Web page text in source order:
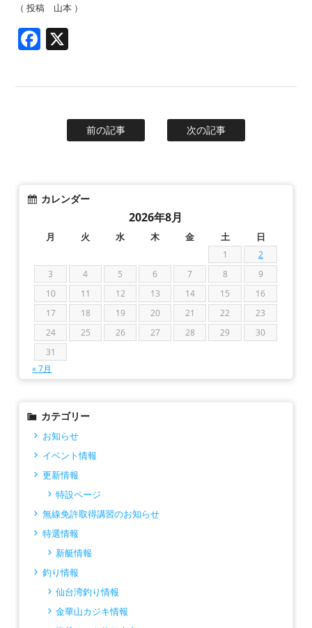
（ 投稿 山本 ）
Facebook
前の記事 次の記事
カレンダー
2026年8月
月 火 水 木 金 土 日
1
2
3
4 5 6 7 8
9
10
11 12 13 14 15
16
17
18 19 20 21 22
23
24
25 26 27 28 29
30
31
« 7月
カテゴリー
お知らせ
イベント情報
更新情報
特設ページ
無線免許取得講習のお知らせ
特選情報
新艇情報
釣り情報
仙台湾釣り情報
金華山カジキ情報